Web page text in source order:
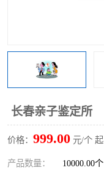
长春亲子鉴定所
价格： 999.00 元/个 起
产品数量： 10000.00个